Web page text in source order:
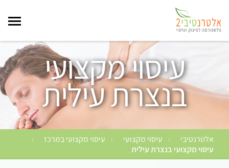
עיסוי מקצועי
בנצרת עילית
אלטרנטיבי › עיסוי מקצועי › עיסוי מקצועי במרכז ›
עיסוי מקצועי בנצרת עילית